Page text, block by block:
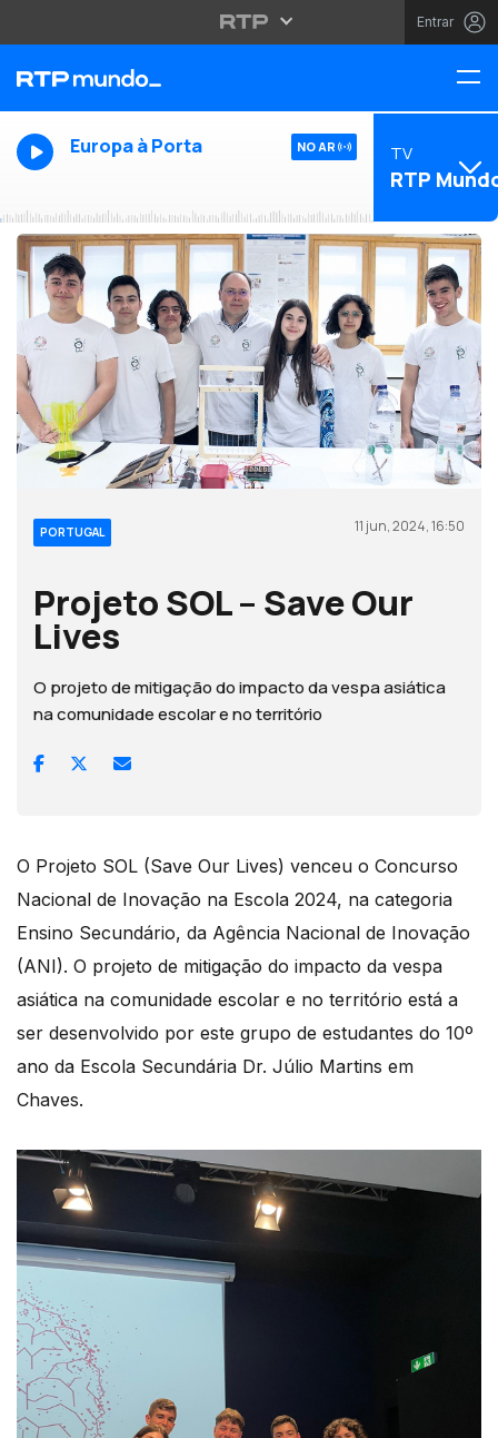
Entrar
Europa à Porta NO AR TV
RTP
PORTUGAL 11 jun, 2024, 16:50
Projeto SOL – Save Our
Lives
O projeto de mitigação do impacto da vespa asiática
na comunidade escolar e no território
O Projeto SOL (Save Our Lives) venceu o Concurso
Nacional de Inovação na Escola 2024, na categoria
Ensino Secundário, da Agência Nacional de Inovação
(ANI). O projeto de mitigação do impacto da vespa
asiática na comunidade escolar e no território está a
ser desenvolvido por este grupo de estudantes do 10º
ano da Escola Secundária Dr. Júlio Martins em
Chaves.